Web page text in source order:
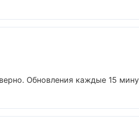
Обновления каждые 15